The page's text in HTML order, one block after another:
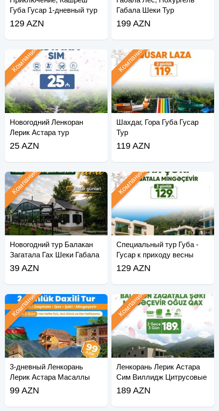
Губа Гусар 1-дневный тур
129 AZN
Габала Шеки Тур
199 AZN
Новогодний Ленкоран
Лерик Астара тур
Компания
25 AZN
Шахдаг, Гора Губа Гусар
Тур
Компания
119 AZN
Новогодний тур Балакан
Загатала Гах Шеки Габала
Компания
39 AZN
Специальный тур Губа -
Гусар к приходу весны
Компания
129 AZN
3-дневный Ленкорань
Лерик Астара Масаллы
тур
Компания
99 AZN
Ленкорань Лерик Астара
Сим Виллидж Цитрусовые
Сады
Компания
189 AZN